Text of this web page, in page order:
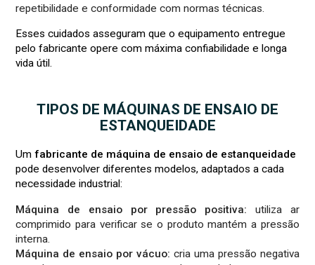
repetibilidade e conformidade com normas técnicas.
Esses cuidados asseguram que o equipamento entregue
pelo fabricante opere com máxima confiabilidade e longa
vida útil.
TIPOS DE MÁQUINAS DE ENSAIO DE
ESTANQUEIDADE
Umfabricante de máquina de ensaio de estanqueidade
pode desenvolver diferentes modelos, adaptados a cada
necessidade industrial:
Máquina de ensaio por pressão positiva: utiliza ar
comprimido para verificar se o produto mantém a pressão
interna.
Máquina de ensaio por vácuo: cria uma pressão negativa